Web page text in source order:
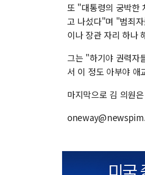
또 "대통령의 궁박한
고 나섰다"며 "범죄
이나 장관 자리 하나
그는 "하기야 권력자
서 이 정도 아부야
마지막으로 김 의원